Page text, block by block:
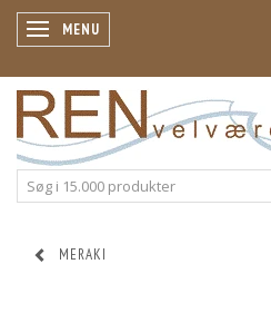
SKIFTE NAVIGATION
MENU
MERAKI